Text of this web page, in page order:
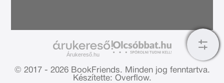
Árukereső.hu
© 2017 - 2026 BookFriends. Minden jog fenntartva.
Készítette: Overflow.